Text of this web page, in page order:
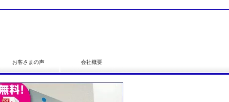
お客さまの声 会社概要